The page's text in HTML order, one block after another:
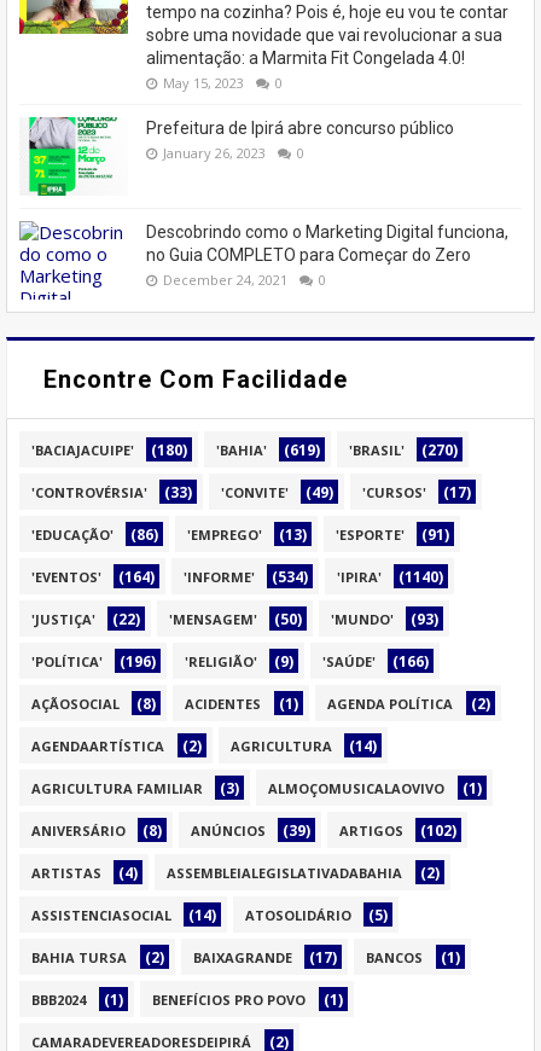
tempo na cozinha? Pois é, hoje eu vou te contar
sobre uma novidade que vai revolucionar a sua
alimentação: a Marmita Fit Congelada 4.0!
May 15, 2023 0
Prefeitura de Ipirá abre concurso público
January 26, 2023 0
Descobrindo como o Marketing Digital funciona,
no Guia COMPLETO para Começar do Zero
December 24, 2021 0
Encontre Com Facilidade
'BACIAJACUIPE' (180) 'BAHIA' (619) 'BRASIL' (270)
'CONTROVÉRSIA' (33) 'CONVITE' (49) 'CURSOS' (17)
'EDUCAÇÃO' (86) 'EMPREGO' (13) 'ESPORTE' (91)
'EVENTOS' (164) 'INFORME' (534) 'IPIRA' (1140)
'JUSTIÇA' (22) 'MENSAGEM' (50) 'MUNDO' (93)
'POLÍTICA' (196) 'RELIGIÃO' (9) 'SAÚDE' (166)
AÇÃOSOCIAL (8) ACIDENTES (1) AGENDA POLÍTICA (2)
AGENDAARTÍSTICA (2) AGRICULTURA (14)
AGRICULTURA FAMILIAR (3) ALMOÇOMUSICALAOVIVO (1)
ANIVERSÁRIO (8) ANÚNCIOS (39) ARTIGOS (102)
ARTISTAS (4) ASSEMBLEIALEGISLATIVADABAHIA (2)
ASSISTENCIASOCIAL (14) ATOSOLIDÁRIO (5)
BAHIA TURSA (2) BAIXAGRANDE (17) BANCOS (1)
BBB2024 (1) BENEFÍCIOS PRO POVO (1)
CAMARADEVEREADORESDEIPIRÁ (2)